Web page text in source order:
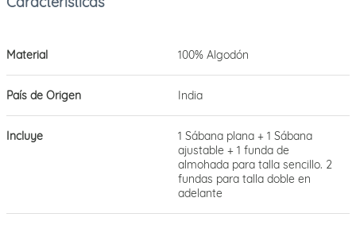
Material 100% Algodón
País de Origen India
Incluye
1 Sábana plana + 1 Sábana
ajustable + 1 funda de
almohada para talla sencillo. 2
fundas para talla doble en
adelante